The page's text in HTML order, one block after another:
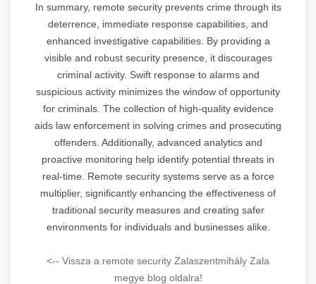
In summary, remote security prevents crime through its
deterrence, immediate response capabilities, and
enhanced investigative capabilities. By providing a
visible and robust security presence, it discourages
criminal activity. Swift response to alarms and
suspicious activity minimizes the window of opportunity
for criminals. The collection of high-quality evidence
aids law enforcement in solving crimes and prosecuting
offenders. Additionally, advanced analytics and
proactive monitoring help identify potential threats in
real-time. Remote security systems serve as a force
multiplier, significantly enhancing the effectiveness of
traditional security measures and creating safer
environments for individuals and businesses alike.
<-- Vissza a remote security Zalaszentmihály Zala
megye blog oldalra!